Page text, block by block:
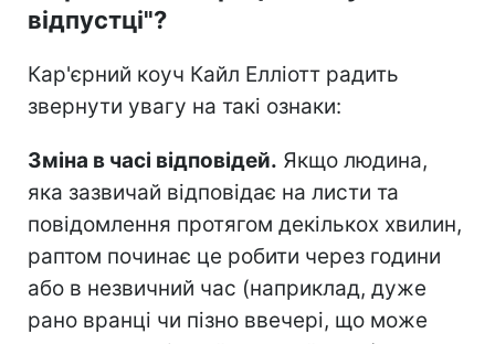
відпустці"?
Кар'єрний коуч Кайл Елліотт радить
звернути увагу на такі ознаки:
Зміна в часі відповідей. Якщо людина,
яка зазвичай відповідає на листи та
повідомлення протягом декількох хвилин,
раптом починає це робити через години
або в незвичний час (наприклад, дуже
рано вранці чи пізно ввечері, що може